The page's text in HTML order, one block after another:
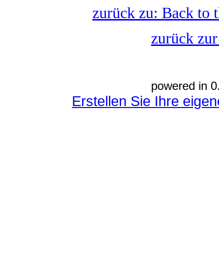
zurück zu: Back to
zurück
powered in
Erstellen Sie Ihre